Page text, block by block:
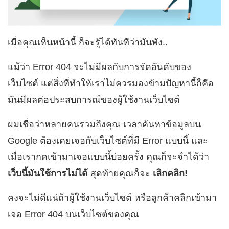
เมื่อคุณเห็นหน้านี้ ก็จะรู้ได้ทันทีว่ามันพัง..
แม้ว่า Error 404 จะไม่มีผลกับการจัดอันดับของ
เว็บไซต์ แต่สิ่งที่ทำให้เราไม่ควรมองข้ามปัญหานี้ก็คือ
มันมีผลต่อประสบการณ์ของผู้ใช้งานเว็บไซต์
ผมเชื่อว่าหลายคนรวมถึงคุณ เวลาค้นหาข้อมูลบน
Google ต้องเคยเจอกับเว็บไซต์ที่มี Error แบบนี้ และ
เมื่อเรากดเข้ามาเจอแบบนี้บ่อยครั้ง คุณก็จะจำได้ว่า
เว็บนี้มันใช้การไม่ได้ สุดท้ายคุณก็จะ เลิกคลิก!
คงจะไม่ดีแน่ถ้าผู้ใช้งานเว็บไซต์ หรือลูกค้าคลิกเข้ามา
เจอ Error 404 บนเว็บไซต์ของคุณ